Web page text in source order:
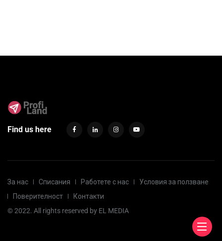
Find us here
За нас Списания Работете с нас
Условия за ползване
Поверителност
Контакти
© 2022. All rights reserved by EL MEDIA